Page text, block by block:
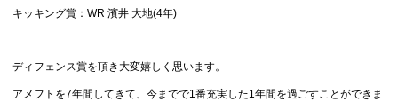
キッキング賞：WR 濱井 大地(4年)
ディフェンス賞を頂き大変嬉しく思います。
アメフトを7年間してきて、今までで1番充実した1年間を過ごすことができま